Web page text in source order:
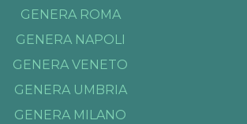
GENERA ROMA
GENERA NAPOLI
GENERA VENETO
GENERA UMBRIA
GENERA MILANO